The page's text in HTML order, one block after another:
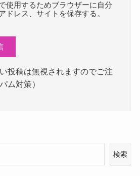
使用するためブラウザーに自分
ドレス、サイトを保存する。
投稿は無視されますのでご注
ム対策）
検索